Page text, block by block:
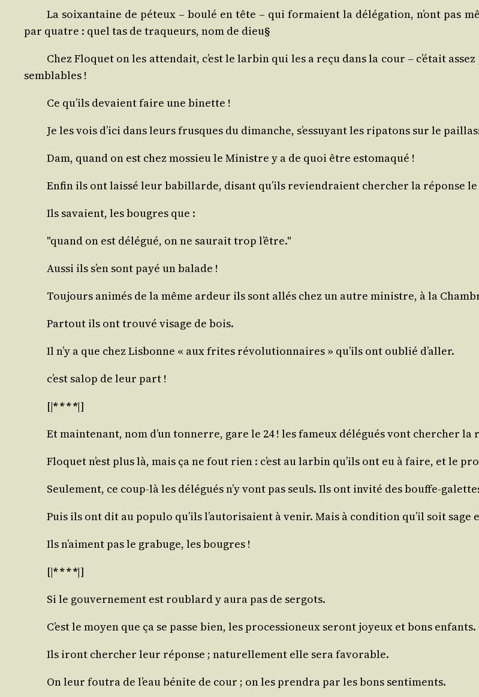
La soixan­taine de péteux – bou­lé en tête – qui for­maient la délé­ga­tion, n’ont pas
par quatre : quel tas de tra­queurs, nom de dieu§
Chez Flo­quet on les atten­dait, c’est le lar­bin qui les a reçu dans la cour – c’était
semblables !
Ce qu’ils devaient faire une binette !
Je les vois d’ici dans leurs frusques du dimanche, s’essuyant les ripa­tons sur le
Dam, quand on est chez mos­sieu le Ministre y a de quoi être estomaqué !
Enfin ils ont lais­sé leur babillarde, disant qu’ils revien­draient cher­cher la réponse le
Ils savaient, les bougres que :
quand on est délé­gué, on ne sau­rait trop l’être.
Aus­si ils s’en sont payé un balade !
Tou­jours ani­més de la même ardeur ils sont allés chez un autre ministre, à la
Par­tout ils ont trou­vé visage de bois.
Il n’y a que chez Lis­bonne « aux frites révo­lu­tion­naires » qu’ils ont oublié d’aller.
c’est salop de leur part !
[|* * * *|]
Et main­te­nant, nom d’un ton­nerre, gare le 24 ! les fameux délé­gués vont cher­cher la
Flo­quet n’est plus là, mais ça ne fout rien : c’est au lar­bin qu’ils ont eu à faire, et le
Seule­ment, ce coup-là les délé­gués n’y vont pas seuls. Ils ont invi­té des bouffe-
Puis ils ont dit au popu­lo qu’ils l’autorisaient à venir. Mais à condi­tion qu’il soit sage
Ils n’aiment pas le gra­buge, les bougres !
[|* * * *|]
Si le gou­ver­ne­ment est rou­blard y aura pas de sergots.
C’est le moyen que ça se passe bien, les pro­ces­sio­neux seront joyeux et bons enfants.
Ils iront cher­cher leur réponse ; natu­rel­le­ment elle sera favorable.
On leur fou­tra de l’eau bénite de cour ; on les pren­dra par les bons sentiments.